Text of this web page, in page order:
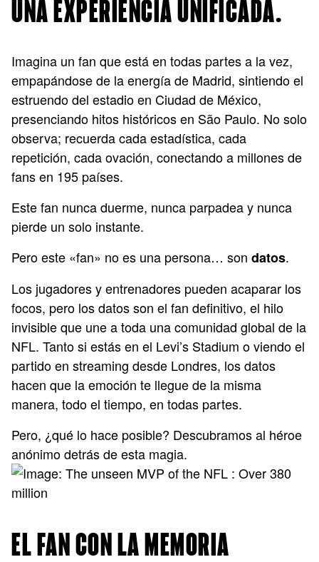
UNA EXPERIENCIA UNIFICADA.
Imagina un fan que está en todas partes a la vez,
empapándose de la energía de Madrid, sintiendo el
estruendo del estadio en Ciudad de México,
presenciando hitos históricos en São Paulo. No solo
observa; recuerda cada estadística, cada
repetición, cada ovación, conectando a millones de
fans en 195 países.
Este fan nunca duerme, nunca parpadea y nunca
pierde un solo instante.
Pero este «fan» no es una persona… son datos.
Los jugadores y entrenadores pueden acaparar los
focos, pero los datos son el fan definitivo, el hilo
invisible que une a toda una comunidad global de la
NFL. Tanto si estás en el Levi’s Stadium o viendo el
partido en streaming desde Londres, los datos
hacen que la emoción te llegue de la misma
manera, todo el tiempo, en todas partes.
Pero, ¿qué lo hace posible? Descubramos al héroe
anónimo detrás de esta magia.
EL FAN CON LA MEMORIA